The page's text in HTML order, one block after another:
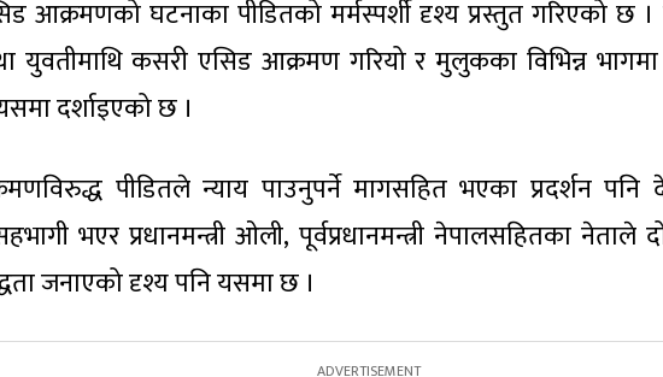
आक्रमणको घटनाका पीडितको मर्मस्पर्शी दृश्य प्रस्तुत गरिएको छ
युवतीमाथि कसरी एसिड आक्रमण गरियो र मुलुकका विभिन्न
दर्शाइएको छ ।
पीडितले न्याय पाउनुपर्ने मागसहित भएका प्रदर्शन
भएर प्रधानमन्त्री ओली, पूर्वप्रधानमन्त्री नेपालसहितका नेताले
जनाएको दृश्य पनि यसमा छ ।